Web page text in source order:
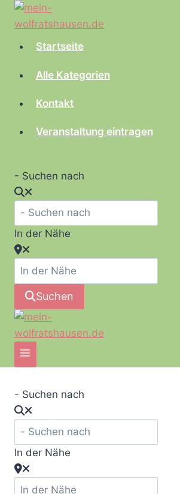
Zum
Inhalt
springen
Startseite
Alle Kategorien
Kontakt
Veranstaltung eintragen
- Suchen nach
In der Nähe
Suchen
- Suchen nach
In der Nähe